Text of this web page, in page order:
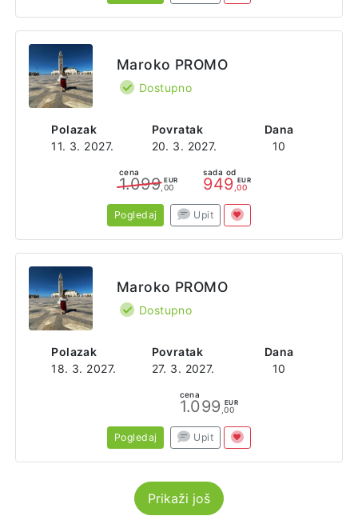
Polazak
11. 3. 2027.
Povratak
20. 3. 2027.
Dana
10
Maroko PROMO
Dostupno
cena
1.099 EUR
,00
sada od
949 EUR
,00
Pogledaj Upit
Polazak
18. 3. 2027.
Povratak
27. 3. 2027.
Dana
10
Maroko PROMO
Dostupno
cena
1.099 EUR
,00
Pogledaj Upit
Prikaži još